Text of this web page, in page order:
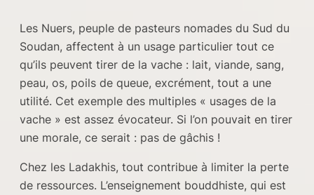
Les Nuers, peuple de pasteurs nomades du Sud du
Soudan, affectent à un usage particulier tout ce
qu’ils peuvent tirer de la vache : lait, viande, sang,
peau, os, poils de queue, excrément, tout a une
utilité. Cet exemple des multiples « usages de la
vache » est assez évocateur. Si l’on pouvait en tirer
une morale, ce serait : pas de gâchis !
Chez les Ladakhis, tout contribue à limiter la perte
de ressources. L’enseignement bouddhiste, qui est